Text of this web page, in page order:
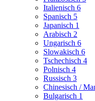
Italienisch 6
Spanisch 5
Japanisch 1
Arabisch 2
Ungarisch 6
Slowakisch 6
Tschechisch 4
Polnisch 4
Russisch 3
Chinesisch /
Bulgarisch 1